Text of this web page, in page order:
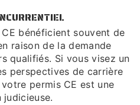
bénéficient souvent de
raison de la demande
qualifiés. Si vous visez un
perspectives de carrière
permis CE est une
judicieuse.